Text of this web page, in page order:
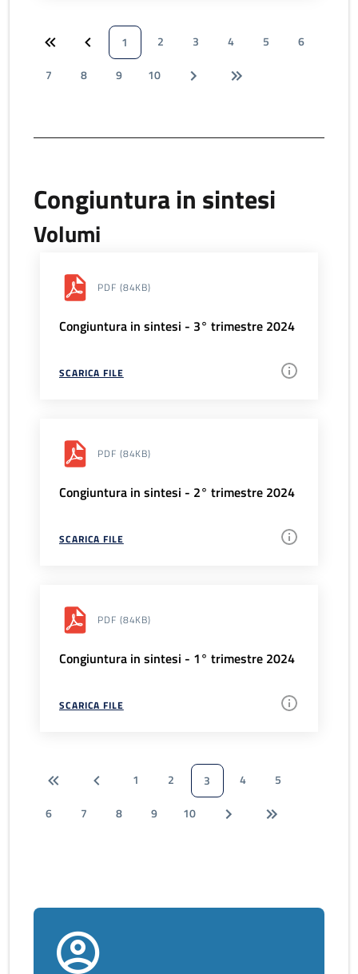
1 2 3 4 5
6
7
8 9 10
Congiuntura in sintesi
Volumi
PDF (84KB)
Congiuntura in sintesi - 3° trimestre 2024
SCARICA FILE
PDF (84KB)
Congiuntura in sintesi - 2° trimestre 2024
SCARICA FILE
PDF (84KB)
Congiuntura in sintesi - 1° trimestre 2024
SCARICA FILE
1 2 3 4
5
6
7 8 9 10